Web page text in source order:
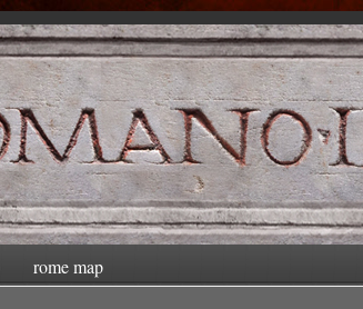
rome map